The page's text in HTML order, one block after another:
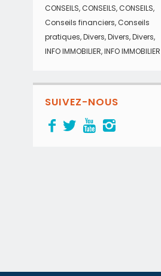
CONSEILS,CONSEILS,CONSEILS,
Conseils financiers,Conseils
pratiques,Divers,Divers,Divers,
INFO IMMOBILIER,INFO IMMOBILIER
SUIVEZ-NOUS